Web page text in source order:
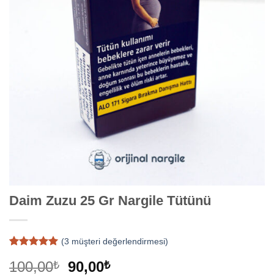
Daim Zuzu 25 Gr Nargile Tütünü
puanına
dayanarak
(3 müşteri değerlendirmesi)
100,00₺
Orijinal
90,00₺Şu